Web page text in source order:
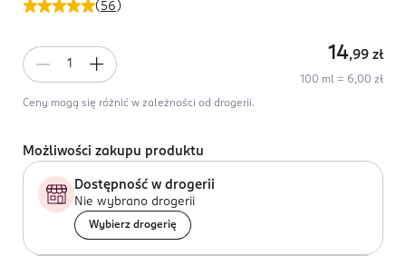
( 56 )
14,99 zł
100 ml = 6,00 zł
Ceny mogą się różnić w zależności od drogerii.
Możliwości zakupu produktu
Dostępność w drogerii
Nie wybrano drogerii
Wybierz drogerię